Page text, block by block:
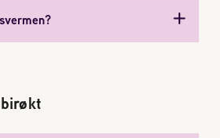
og salg av bier